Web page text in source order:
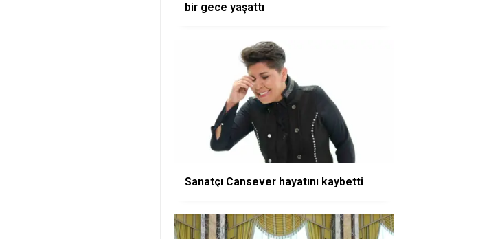
bir gece yaşattı
Sanatçı Cansever hayatını kaybetti